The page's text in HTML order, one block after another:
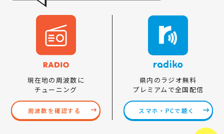
現在地の周波数に
チューニング
周波数を確認する
県内のラジオ無料
プレミアムで全国配信
スマホ・PCで聴く